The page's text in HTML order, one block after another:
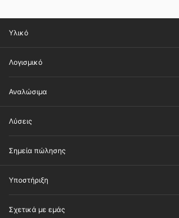
Υλικό
Λογισμικό
Αναλώσιμα
Λύσεις
Σημεία πώλησης
Υποστήριξη
Σχετικά με εμάς